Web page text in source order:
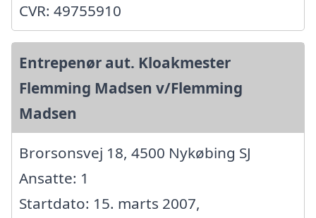
CVR: 49755910
Entrepenør aut. Kloakmester
Flemming Madsen v/Flemming
Madsen
Brorsonsvej 18, 4500 Nykøbing SJ
Ansatte: 1
Startdato: 15. marts 2007,